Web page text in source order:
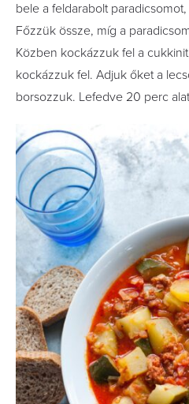
bele a feldarabolt
Főzzük össze, míg a
Közben kockázzuk fel a
kockázzuk fel. Adjuk őket a
borsozzuk. Lefedve 20 perc